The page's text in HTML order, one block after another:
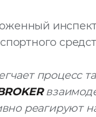
процесс
реагируют